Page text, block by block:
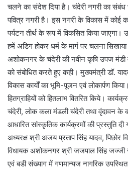
चलने का संदेश दिया है। चंदेरी नगरी का संबंध
पवित्र नगरी है। इस नगरी के विकास में कोई
पर्यटन तीर्थ के रूप में विकसित किया जाएगा।
हमें अडिग होकर धर्म के मार्ग पर चलना
अशोकनगर के चंदेरी की नवीन कृषि उपज मंडी
को संबोधित करते हुए कही। मुख्यमंत्री डॉ.
विकास कार्यों का भूमि-पूजन एवं लोकार्पण
हितग्राहियों को हितलाभ वितरित किये।
चंदेरी, लोक कला मंडली चंदेरी तथा वृंदावन के
आधारित सांस्कृतिक कार्यक्रमों की प्रस्तुति
अध्यरक्ष श्री अजय प्रताप सिंह यादव, पिछोर
विधायक अशोकनगर श्री जजपाल सिंह जज्जी
एवं बडी संख्याग में गणमान्यज नागरिक